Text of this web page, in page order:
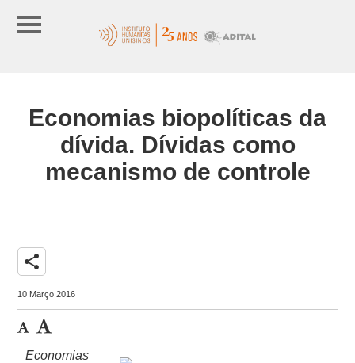
Economias biopolíticas da
dívida. Dívidas como
mecanismo de controle
share
10 Março 2016
Economias